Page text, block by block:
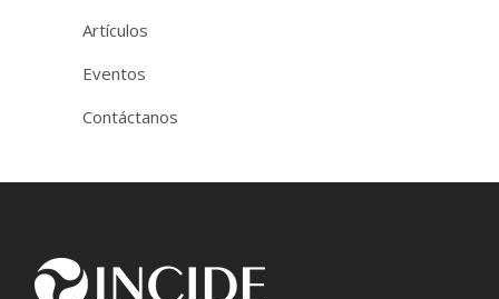
Artículos
Eventos
Contáctanos